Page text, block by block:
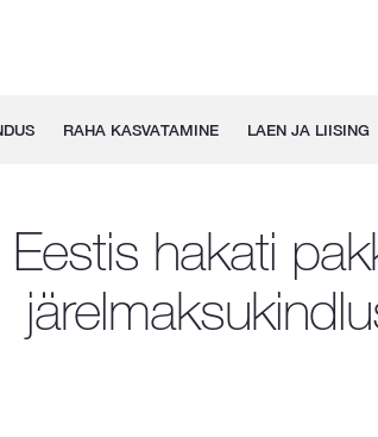
RAHA KASVATAMINE LAEN JA LIISING
Eestis hakati